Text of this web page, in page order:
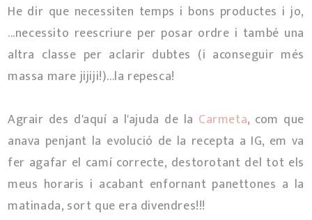
He dir que necessiten temps i bons productes i jo,
...necessito reescriure per posar ordre i també una
altra classe per aclarir dubtes (i aconseguir més
massa mare jijiji!)...la repesca!
Agrair des d'aquí a l'ajuda de la Carmeta, com que
anava penjant la evolució de la recepta a IG, em va
fer agafar el camí correcte, destorotant del tot els
meus horaris i acabant enfornant panettones a la
matinada, sort que era divendres!!!